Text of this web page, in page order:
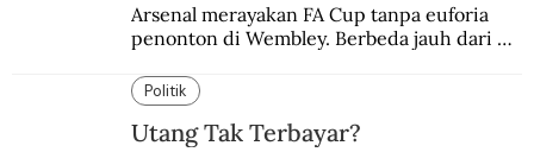
Arsenal merayakan FA Cup tanpa euforia
penonton di Wembley. Berbeda jauh dari
silam.
Politik
Utang Tak Terbayar?